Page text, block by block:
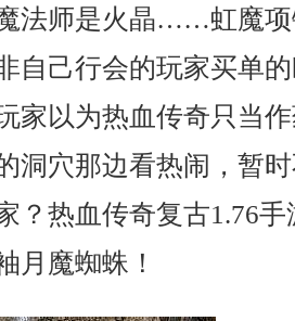
法师是火晶……虹魔项
自己行会的玩家买单
家以为热血传奇只当
洞穴那边看热闹，暂
？热血传奇复古1.76
月魔蜘蛛！